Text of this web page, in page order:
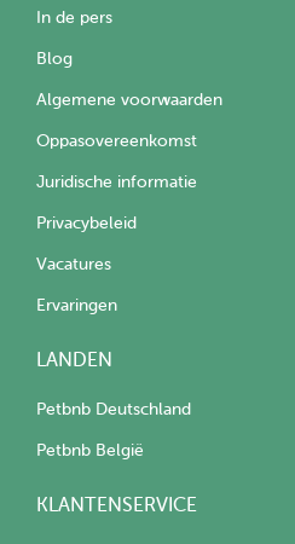
In de pers
Blog
Algemene voorwaarden
Oppasovereenkomst
Juridische informatie
Privacybeleid
Vacatures
Ervaringen
LANDEN
Petbnb Deutschland
Petbnb België
KLANTENSERVICE